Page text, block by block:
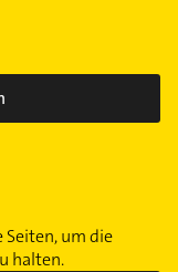
um die
halten.